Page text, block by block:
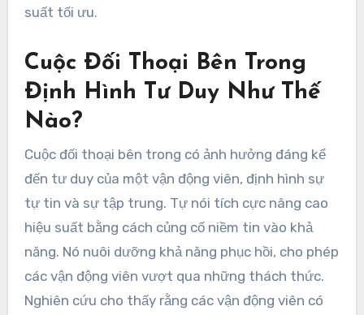
suất tối ưu.
Cuộc Đối Thoại Bên Trong
Định Hình Tư Duy Như Thế
Nào?
Cuộc đối thoại bên trong có ảnh hưởng đáng kể
đến tư duy của một vận động viên, định hình sự
tự tin và sự tập trung. Tự nói tích cực nâng cao
hiệu suất bằng cách củng cố niềm tin vào khả
năng. Nó nuôi dưỡng khả năng phục hồi, cho phép
các vận động viên vượt qua những thách thức.
Nghiên cứu cho thấy rằng các vận động viên có